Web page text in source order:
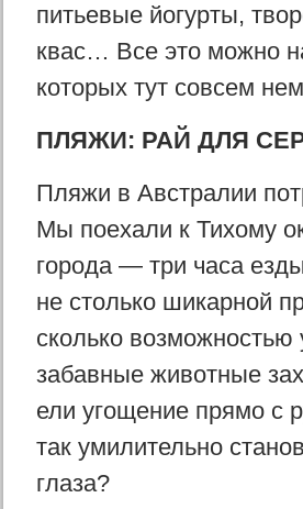
питьевые йогурты,
квас… Все это можно
которых тут совсем
ПЛЯЖИ: РАЙ ДЛЯ
Пляжи в Австралии
Мы поехали к Тихому
города — три часа
не столько шикарной
сколько возможностью
забавные животные
ели угощение прямо с
так умилительно
глаза?